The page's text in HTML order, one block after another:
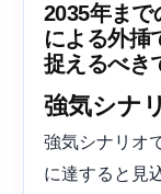
2035年まで
による外挿
捉えるべき
強気シナ
強気シナリオ
に達すると見